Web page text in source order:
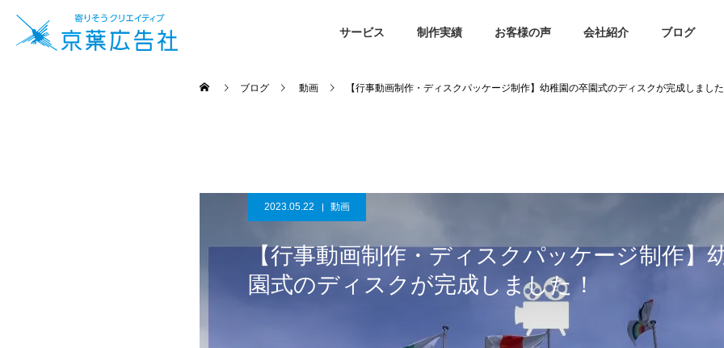
サービス 制作実績 お客様の声 会社紹介 ブログ
ブログ 動画 【行事動画制作・ディスクパッケージ制作】幼稚園の卒園式のディスクが完成しまし
2023.05.22 動画
【行事動画制作・ディスクパッケージ制作】
園式のディスクが完成しました！